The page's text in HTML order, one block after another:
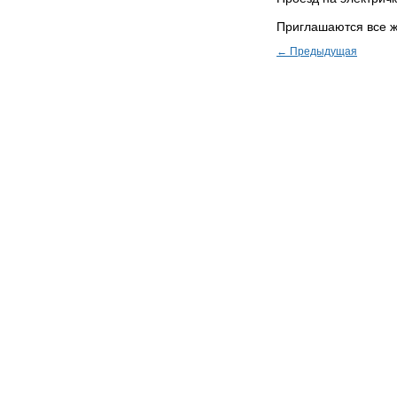
Приглашаются все
← Предыдущая